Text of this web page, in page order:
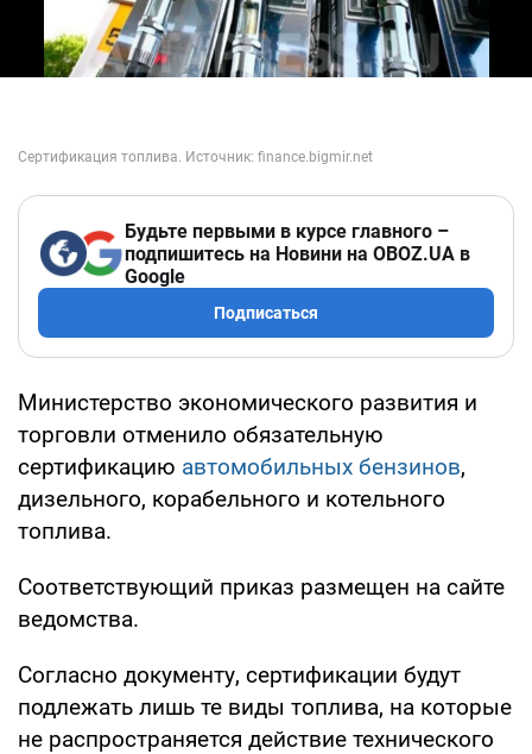
Будьте первыми в курсе главного –
подпишитесь на Новини на OBOZ.UA в
Google
Подписаться
Министерство экономического развития и
торговли отменило обязательную
сертификацию автомобильных бензинов,
дизельного, корабельного и котельного
топлива.
Соответствующий приказ размещен на сайте
ведомства.
Согласно документу, сертификации будут
подлежать лишь те виды топлива, на которые
не распространяется действие технического